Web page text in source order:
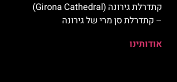
קתדרלת גירונה (Girona Cathedral)
– קתדרלת סן מרי של גירונה
אודותינו